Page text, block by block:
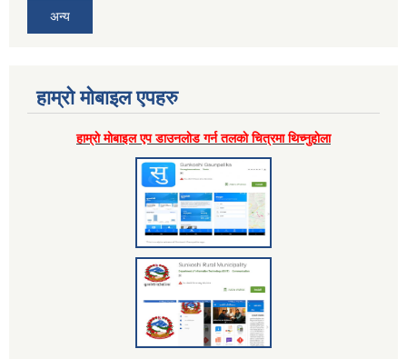
अन्य
हाम्राे माेबाइल एपहरु
हाम्राे माेबाइल एप डाउनलाेड गर्न तलकाे चित्रमा थिच्नुहाेला